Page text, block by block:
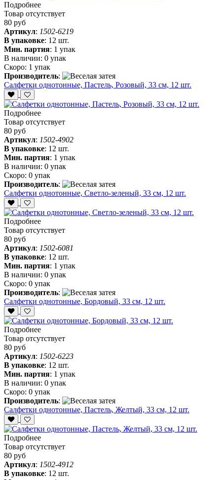
Подробнее
Товар отсутствует
80 руб
Артикул: 1502-6219
В упаковке: 12 шт.
Мин. партия: 1 упак
В наличии: 0 упак
Скоро: 1 упак
Производитель:
Салфетки однотонные, Пастель, Розовый, 33 см, 12 шт.
Подробнее
Товар отсутствует
80 руб
Артикул: 1502-4902
В упаковке: 12 шт.
Мин. партия: 1 упак
В наличии: 0 упак
Скоро: 0 упак
Производитель:
Салфетки однотонные, Светло-зеленый, 33 см, 12 шт.
Подробнее
Товар отсутствует
80 руб
Артикул: 1502-6081
В упаковке: 12 шт.
Мин. партия: 1 упак
В наличии: 0 упак
Скоро: 0 упак
Производитель:
Салфетки однотонные, Бордовый, 33 см, 12 шт.
Подробнее
Товар отсутствует
80 руб
Артикул: 1502-6223
В упаковке: 12 шт.
Мин. партия: 1 упак
В наличии: 0 упак
Скоро: 0 упак
Производитель:
Салфетки однотонные, Пастель, Желтый, 33 см, 12 шт.
Подробнее
Товар отсутствует
80 руб
Артикул: 1502-4912
В упаковке: 12 шт.